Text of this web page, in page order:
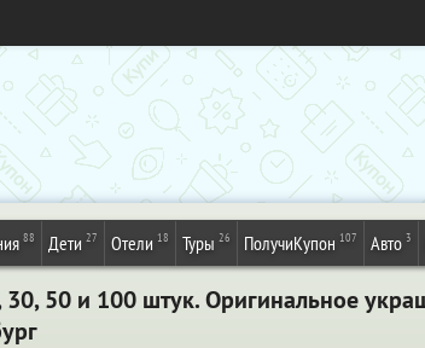
88 Дети 27 Отели 18 Туры 26 ПолучиКупон 107 Авто 3
50 и 100 штук. Оригинальное